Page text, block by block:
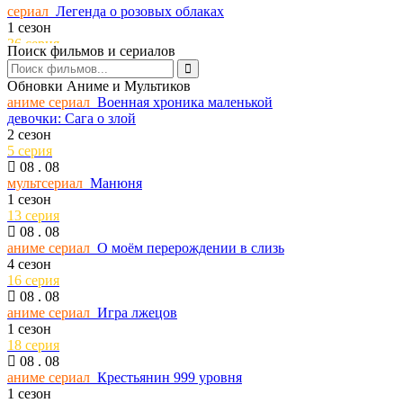
сериал Легенда о розовых облаках
1 сезон
36 серия
08 . 08
тв шоуМастер игры
2 сезон
9 серия
08 . 08
тв шоуВыживалити. Наследники
2 сезон
1 серия
08 . 08
сериалБиблиотекари: Следующая глава
2 сезон
3 серия
08 . 08
сериалШугар
2 сезон
8 серия
08 . 08
сериалУсловный мент
6 сезон
98 серия
08 . 08
сериалИндустрия
Поиск фильмов и сериалов
Обновки Аниме и Мультиков
аниме сериал Военная хроника маленькой
девочки: Сага о злой
2 сезон
5 серия
08 . 08
мультсериал Манюня
1 сезон
13 серия
08 . 08
аниме сериал О моём перерождении в слизь
4 сезон
16 серия
08 . 08
аниме сериал Игра лжецов
1 сезон
18 серия
08 . 08
аниме сериал Крестьянин 999 уровня
1 сезон